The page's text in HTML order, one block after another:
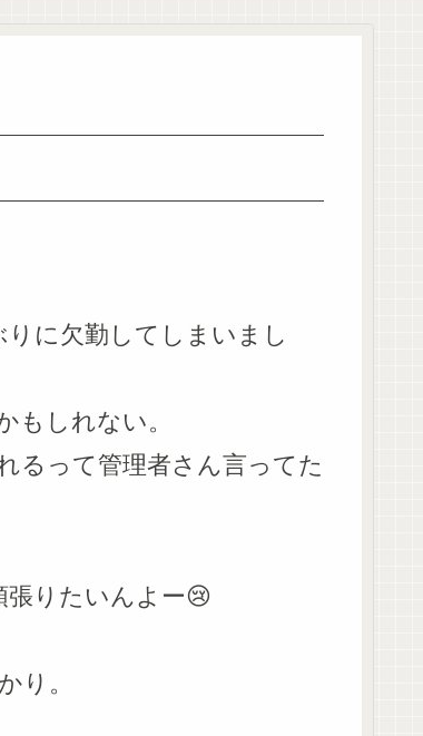
に欠勤してしまいまし
もしれない。
るって管理者さん言ってた
りたいんよー😢
り。